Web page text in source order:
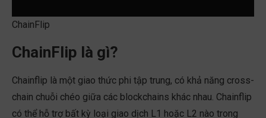
ChainFlip
ChainFlip là gì?
Chainflip là một giao thức phi tập trung, có khả năng cross-
chain chuỗi chéo giữa các blockchains khác nhau. Chainflip
có thể hỗ trợ bất kỳ loại giao dịch L1 hoặc L2 nào trong